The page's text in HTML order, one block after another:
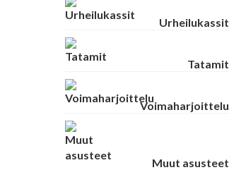
Urheilukassit
Tatamit
Voimaharjoittelu
Muut asusteet